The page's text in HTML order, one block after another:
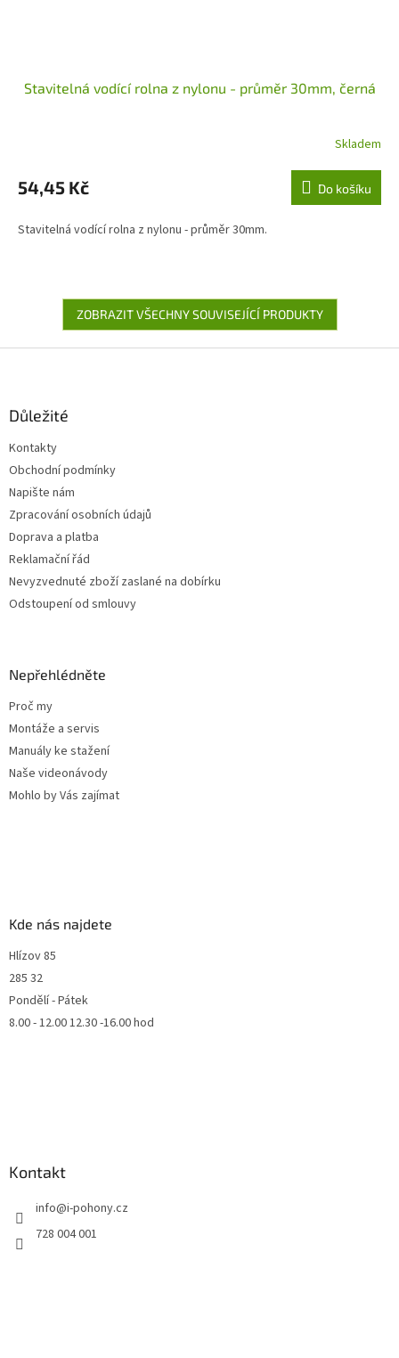
Stavitelná vodící rolna z nylonu - průměr 30mm, černá
Skladem
54,45 Kč Do košíku
Stavitelná vodící rolna z nylonu - průměr 30mm.
ZOBRAZIT VŠECHNY SOUVISEJÍCÍ PRODUKTY
Důležité
Kontakty
Obchodní podmínky
Napište nám
Zpracování osobních údajů
Doprava a platba
Reklamační řád
Nevyzvednuté zboží zaslané na dobírku
Odstoupení od smlouvy
Nepřehlédněte
Proč my
Montáže a servis
Manuály ke stažení
Naše videonávody
Mohlo by Vás zajímat
Kde nás najdete
Hlízov 85
285 32
Pondělí - Pátek
8.00 - 12.00 12.30 -16.00 hod
Kontakt
info@i-pohony.cz
728 004 001